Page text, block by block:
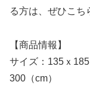
る方は、ぜひこち
【商品情報】
サイズ：135ｘ
300（cm）